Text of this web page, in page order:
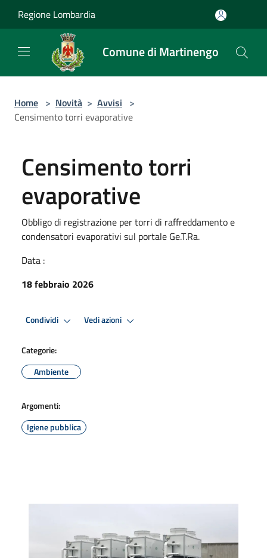
Regione Lombardia
Comune di Martinengo
Home > Novità > Avvisi >
Censimento torri evaporative
Censimento torri
evaporative
Obbligo di registrazione per torri di raffreddamento e
condensatori evaporativi sul portale Ge.T.Ra.
Data :
18 febbraio 2026
Condividi Vedi azioni
Categorie:
Ambiente
Argomenti:
Igiene pubblica